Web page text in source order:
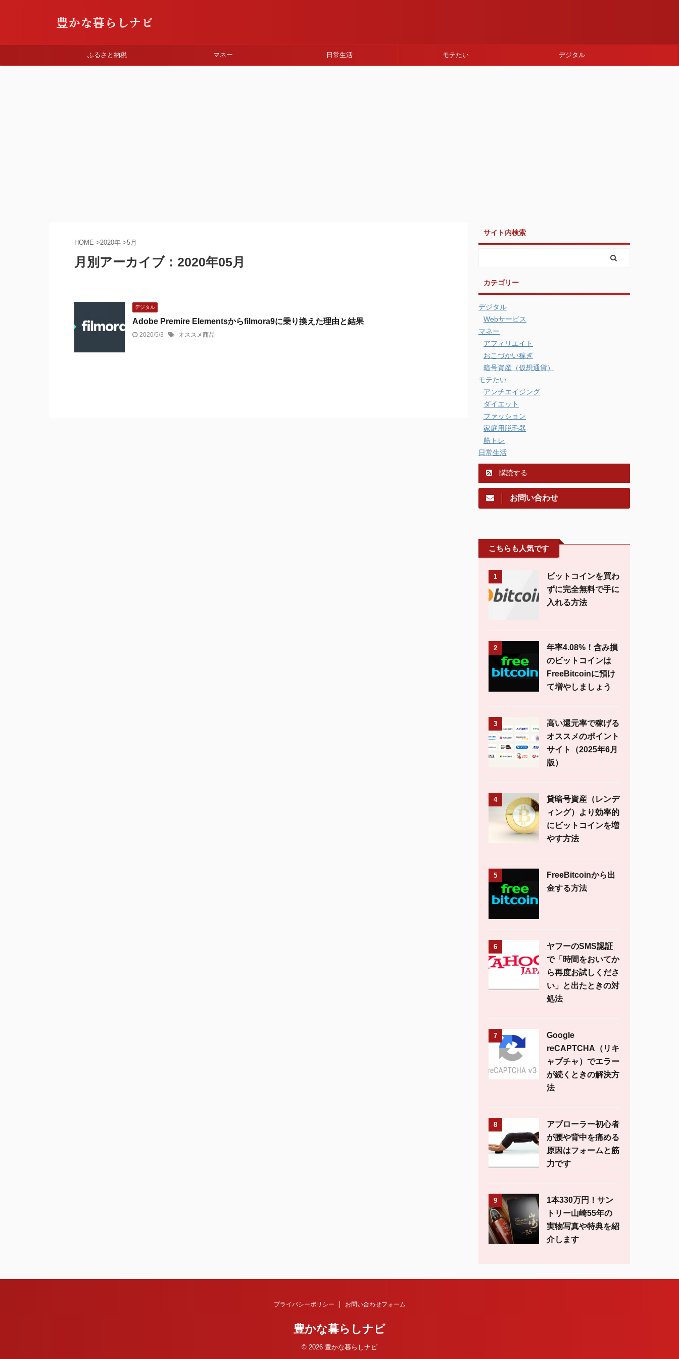
ふるさと納税 マネー 日常生活 モテたい デジタル
HOME >2020年 >5月
月別アーカイブ：2020年05月
デジタル
Adobe Premire Elementsからfilmora9に乗り換えた理由と結果
2020/5/3 オススメ商品
サイト内検索
カテゴリー
デジタル
Webサービス
マネー
アフィリエイト
おこづかい稼ぎ
暗号資産（仮想通貨）
モテたい
アンチエイジング
ダイエット
ファッション
家庭用脱毛器
筋トレ
日常生活
購読する
お問い合わせ
こちらも人気です
1
ビットコインを買わ
ずに完全無料で手に
入れる方法
2
年率4.08%！含み損
のビットコインは
FreeBitcoinに預け
て増やしましょう
3
高い還元率で稼げる
オススメのポイント
サイト（2025年6月
版）
4
貸暗号資産（レンデ
ィング）より効率的
にビットコインを増
やす方法
5
FreeBitcoinから出
金する方法
6
ヤフーのSMS認証
で「時間をおいてか
ら再度お試しくださ
い」と出たときの対
処法
7
Google
reCAPTCHA（リキ
ャプチャ）でエラー
が続くときの解決方
法
8
アブローラー初心者
が腰や背中を痛める
原因はフォームと筋
力です
9
1本330万円！サン
トリー山崎55年の
実物写真や特典を紹
介します
プライバシーポリシー お問い合わせフォーム
豊かな暮らしナビ
© 2026 豊かな暮らしナビ